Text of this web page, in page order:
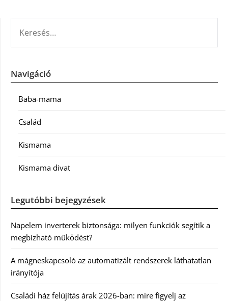
Navigáció
Baba-mama
Család
Kismama
Kismama divat
Legutóbbi bejegyzések
Napelem inverterek biztonsága: milyen funkciók segítik a
megbízható működést?
A mágneskapcsoló az automatizált rendszerek láthatatlan
irányítója
Családi ház felújítás árak 2026-ban: mire figyelj az